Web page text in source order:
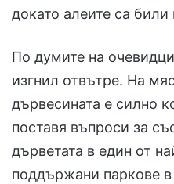
докато алеите са
По думите на
изгнил отвътре. На
дървесината е силно
поставя въпроси за
дърветата в един от
поддържани паркове в